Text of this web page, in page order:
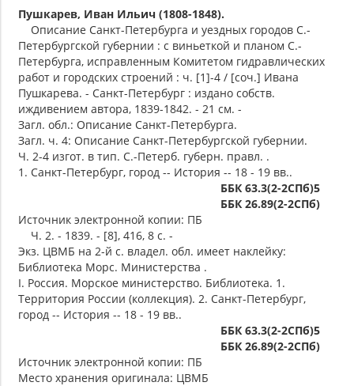
Пушкарев, Иван Ильич (1808-1848).
Описание Санкт-Петербурга и уездных городов С.-
Петербургской губернии : с виньеткой и планом С.-
Петербурга, исправленным Комитетом гидравлических
работ и городских строений : ч. [1]-4 / [соч.] Ивана
Пушкарева. - Санкт-Петербург : издано собств.
иждивением автора, 1839-1842. - 21 см. -
Загл. обл.: Описание Санкт-Петербурга.
Загл. ч. 4: Описание Санкт-Петербургской губернии.
Ч. 2-4 изгот. в тип. С.-Петерб. губерн. правл. .
1. Санкт-Петербург, город -- История -- 18 - 19 вв..
ББК 63.3(2-2СПб)5
ББК 26.89(2-2СПб)
Источник электронной копии: ПБ
Ч. 2. - 1839. - [8], 416, 8 с. -
Экз. ЦВМБ на 2-й с. владел. обл. имеет наклейку:
Библиотека Морс. Министерства .
I. Россия. Морское министерство. Библиотека. 1.
Территория России (коллекция). 2. Санкт-Петербург,
город -- История -- 18 - 19 вв..
ББК 63.3(2-2СПб)5
ББК 26.89(2-2СПб)
Источник электронной копии: ПБ
Место хранения оригинала: ЦВМБ